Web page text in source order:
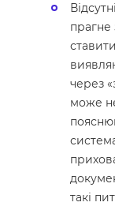
прагне
через
може
такі